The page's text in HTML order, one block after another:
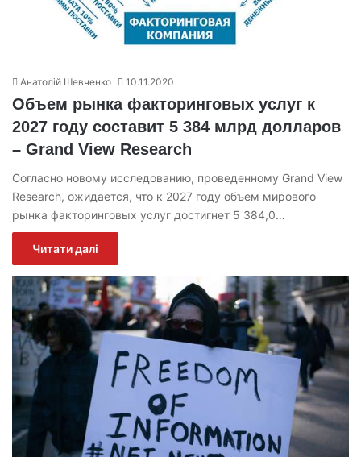
Анатолій Шевченко 10.11.2020
Объем рынка факторинговых услуг к
2027 году составит 5 384 млрд долларов
– Grand View Research
Согласно новому исследованию, проведенному Grand View
Research, ожидается, что к 2027 году объем мирового
рынка факторинговых услуг достигнет 5 384,0…
Читати далі